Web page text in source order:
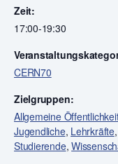
Zeit:
17:00-19:30
CERN70
Zielgruppen:
Allgemeine
Jugendliche, Lehrkräfte,
Studierende,